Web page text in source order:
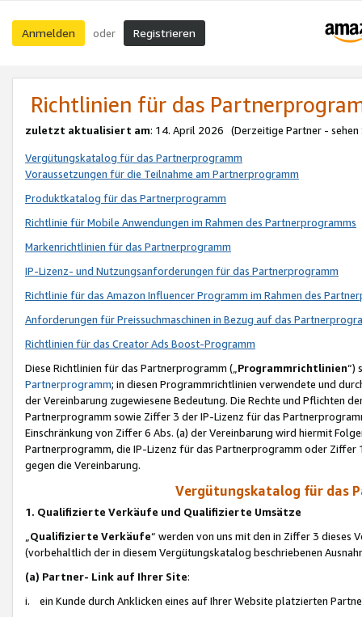
Anmelden oder Registrieren
Richtlinien für das
zuletzt aktualisiert am: 14. April 2026 (Derzeitige Partner - sehen
Vergütungskatalog für das Partnerprogramm
Voraussetzungen für die Teilnahme am Partnerprogramm
Produktkatalog für das Partnerprogramm
Richtlinie für Mobile Anwendungen im Rahmen des Partnerprogramms
Markenrichtlinien für das Partnerprogramm
IP-Lizenz- und Nutzungsanforderungen für das Partnerprogramm
Richtlinie für das Amazon Influencer Programm im Rahmen des
Anforderungen für Preissuchmaschinen in Bezug auf das
Richtlinien für das Creator Ads Boost-Programm
Diese Richtlinien für das Partnerprogramm („Programmrichtlinien“)
Partnerprogramm; in diesen Programmrichtlinien verwendete und
der Vereinbarung zugewiesene Bedeutung. Die Rechte und Pflichten
Partnerprogramm sowie Ziffer 3 der IP-Lizenz für das
Einschränkung von Ziffer 6 Abs. (a) der Vereinbarung wird hiermit
Partnerprogramm, die IP-Lizenz für das Partnerprogramm oder
gegen die Vereinbarung.
Vergütungskatalog für das
1. Qualifizierte Verkäufe und Qualifizierte Umsätze
Qualifizierte Verkäufe“ werden von uns mit den in Ziffer 3
(vorbehaltlich der in diesem Vergütungskatalog beschriebenen
(a) Partner- Link auf Ihrer Site:
i. ein Kunde durch Anklicken eines auf Ihrer Website platzierten